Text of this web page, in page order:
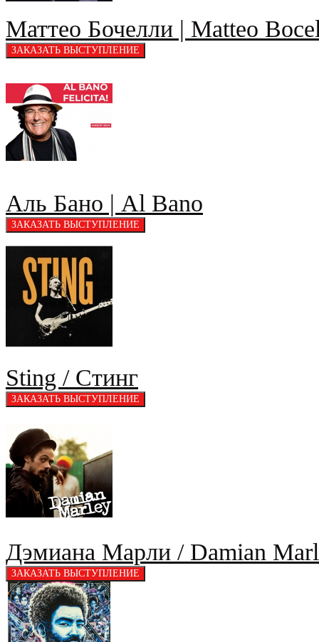
Маттео Бочелли | Matteo
Аль Бано | Al Bano
Sting / Стинг
Дэмиана Марли / Damian